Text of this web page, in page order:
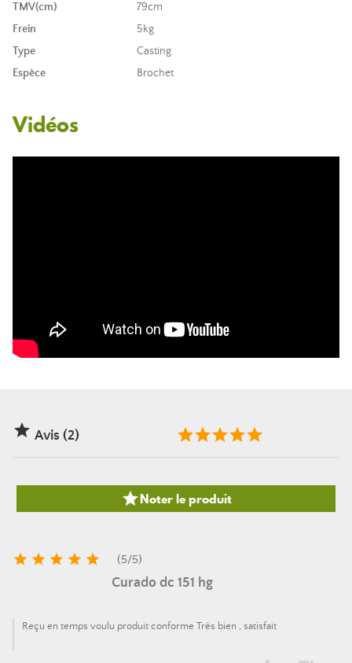
TMV(cm)
79cm
Frein
5kg
Type
Casting
Espèce
Brochet
Vidéos
 Avis (2)
Noter le produit
     (5/5)
Curado dc 151 hg
Reçu en temps voulu produit conforme Très bien , satisfait